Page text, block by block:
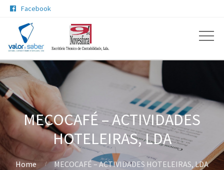
 Facebook
MECOCAFÉ – ACTIVIDADES
HOTELEIRAS, LDA
Home MECOCAFÉ – ACTIVIDADES HOTELEIRAS, LDA